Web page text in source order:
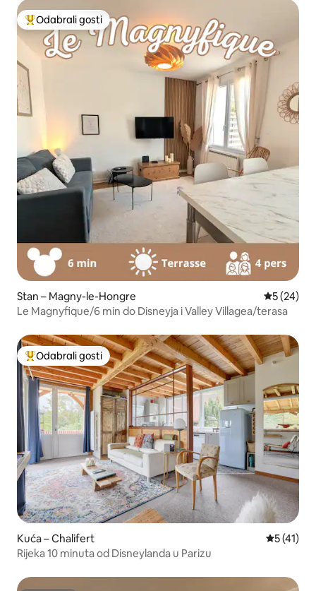
Među najviše rangiranima s oznakom „Odabrali gosti”
Odabrali gosti
Stan – Magny-le-Hongre Prosječna
5 (24)
Le Magnyfique/6 min do Disneyja i Valley Villagea/terasa
Među najviše rangiranima s oznakom „Odabrali gosti”
Odabrali gosti
Kuća – Chalifert
5 (41)
Rijeka 10 minuta od Disneylanda u Parizu